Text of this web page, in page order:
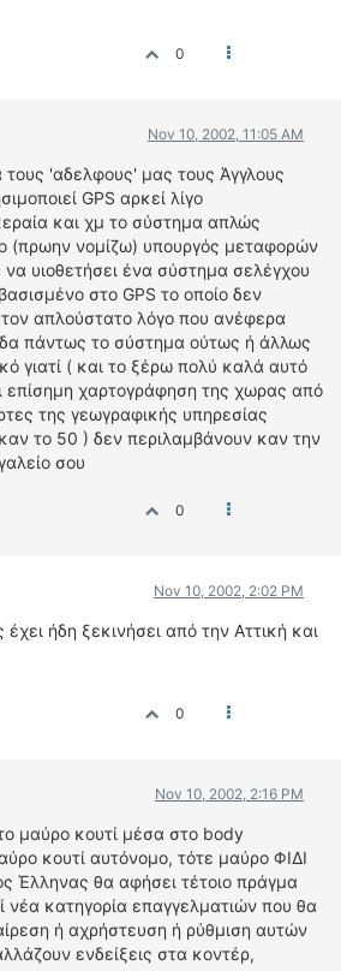
0
Nov 10, 2002, 11:05 AM
τους 'αδελφους' μας τους Άγγλους
GPS αρκεί λίγο
και χμ το σύστημα απλώς
(πρωην νομίζω) υπουργός μεταφορών
υιοθετήσει ένα σύστημα σελέγχου
στο GPS το οποίο δεν
τον απλούστατο λόγο που ανέφερα
πάντως το σύστημα ούτως ή άλλως
γιατί ( και το ξέρω πολύ καλά αυτό
επίσημη χαρτογράφηση της χωρας από
της γεωγραφικής υπηρεσίας
το 50 ) δεν περιλαμβάνουν καν την
σου
0
Nov 10, 2002, 2:02 PM
ήδη ξεκινήσει από την Αττική και
0
Nov 10, 2002, 2:16 PM
μαύρο κουτί μέσα στο body
κουτί αυτόνομο, τότε μαύρο ΦΙΔΙ
Έλληνας θα αφήσει τέτοιο πράγμα
νέα κατηγορία επαγγελματιών που θα
ή αχρήστευση ή ρύθμιση αυτών
ενδείξεις στα κοντέρ,